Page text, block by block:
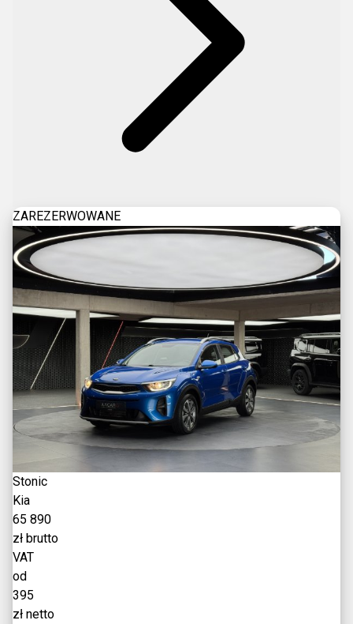
ZAREZERWOWANE
Stonic
Kia
65 890
zł brutto
VAT
od
395
zł netto